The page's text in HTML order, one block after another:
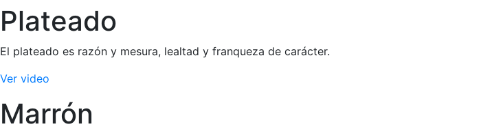
Plateado
El plateado es razón y mesura, lealtad y franqueza de carácter.
Ver video
Marrón